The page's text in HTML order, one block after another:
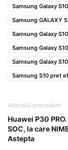
Samsung Galaxy
Samsung GALAXY
Samsung Galaxy
Samsung Galaxy
Samsung Galaxy
Samsung S10 pret
Articolul precedent
Huawei P30 PRO.
SOC, la care
Astepta